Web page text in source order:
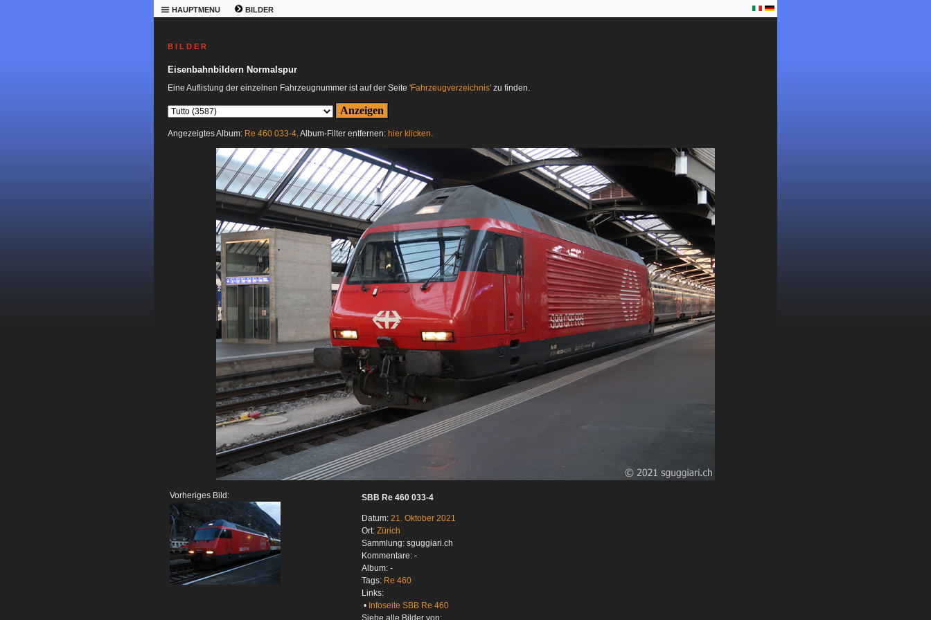
HAUPTMENU BILDER
B I L D E R
Eisenbahnbildern Normalspur
Eine Auflistung der einzelnen Fahrzeugnummer ist auf der Seite 'Fahrzeugverzeichnis' zu finden.
Angezeigtes Album: Re 460 033-4. Album-Filter entfernen: hier klicken.
Vorheriges Bild: SBB Re 460 033-4
Datum: 21. Oktober 2021
Ort: Zürich
Sammlung: sguggiari.ch
Kommentare: -
Album: -
Tags: Re 460
Links:
• Infoseite SBB Re 460